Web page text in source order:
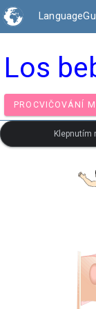
Los
Klepnutím